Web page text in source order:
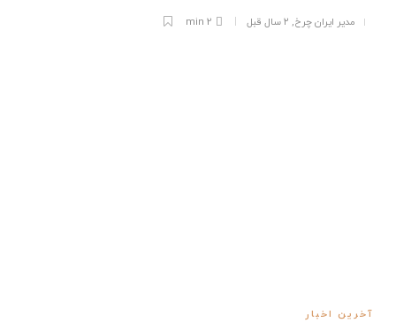
مدیر ایران چرخ, ۲ سال قبل
آخرین اخبار